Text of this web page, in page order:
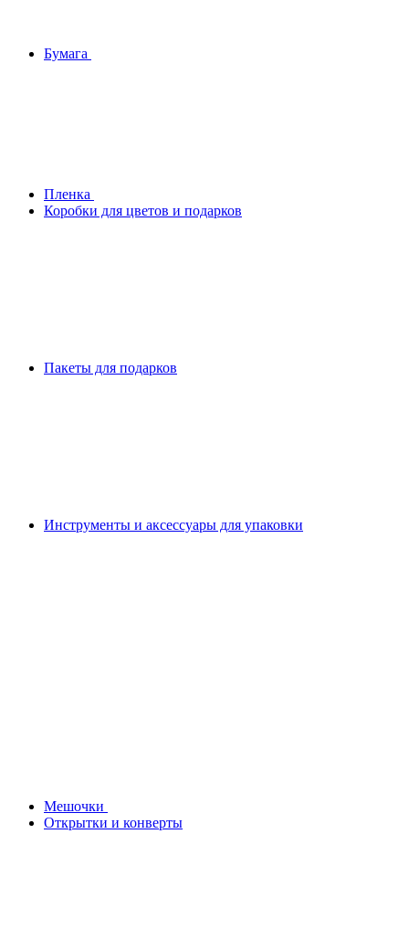
Бумага
Плeнка
Коробки для цветов и подарков
Пакеты для подарков
Инструменты и аксессуары для упаковки
Мешочки
Открытки и конверты